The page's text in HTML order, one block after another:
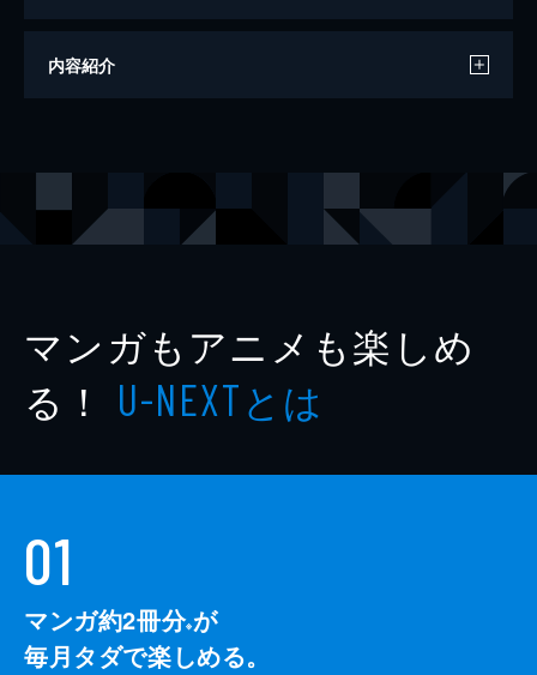
著者
内容紹介
マンガもアニメも楽しめ
る！ U-NEXTとは
01
マンガ約2冊分※が
毎月タダで楽しめる。